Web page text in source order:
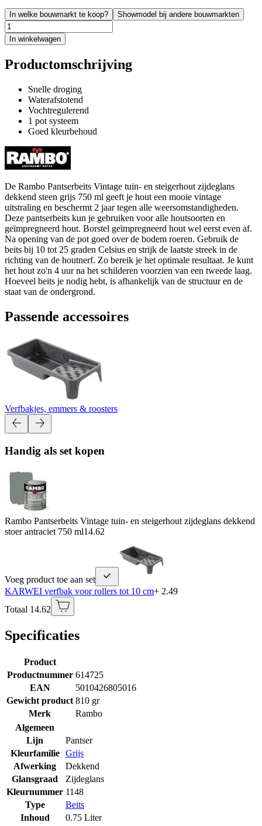
In welke bouwmarkt te koop? Showmodel bij andere bouwmarkten
In winkelwagen
Productomschrijving
Snelle droging
Waterafstotend
Vochtregulerend
1 pot systeem
Goed kleurbehoud
De Rambo Pantserbeits Vintage tuin- en steigerhout zijdeglans
dekkend steen grijs 750 ml geeft je hout een mooie vintage
uitstraling en beschermt 2 jaar tegen alle weersomstandigheden.
Deze pantserbeits kun je gebruiken voor alle houtsoorten en
geïmpregneerd hout. Borstel geïmpregneerd hout wel eerst even af.
Na opening van de pot goed over de bodem roeren. Gebruik de
beits bij 10 tot 25 graden Celsius en strijk de laatste streek in de
richting van de houtnerf. Zo bereik je het optimale resultaat. Je kunt
het hout zo'n 4 uur na het schilderen voorzien van een tweede laag.
Hoeveel beits je nodig hebt, is afhankelijk van de structuur en de
staat van de ondergrond.
Passende accessoires
Verfbakjes, emmers & roosters
Handig als set kopen
Rambo Pantserbeits Vintage tuin- en steigerhout zijdeglans dekkend
stoer antraciet 750 ml14.62
Voeg product toe aan set
KARWEI verfbak voor rollers tot 10 cm+ 2.49
Totaal 14.62
Specificaties
Product
Productnummer 614725
EAN
5010426805016
Gewicht product 810 gr
Merk
Rambo
Algemeen
Lijn
Pantser
Kleurfamilie
Grijs
Afwerking
Dekkend
Glansgraad
Zijdeglans
Kleurnummer 1148
Type
Beits
Inhoud
0.75 Liter